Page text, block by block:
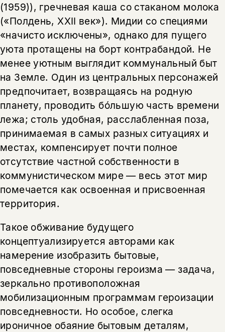
(1959)), гречневая каша со стаканом молока
(«Полдень, XXII век»). Мидии со специями
«начисто исключены», однако для пущего
уюта протащены на борт контрабандой. Не
менее уютным выглядит коммунальный быт
на Земле. Один из центральных персонажей
предпочитает, возвращаясь на родную
планету, проводить бóльшую часть времени
лежа; столь удобная, расслабленная поза,
принимаемая в самых разных ситуациях и
местах, компенсирует почти полное
отсутствие частной собственности в
коммунистическом мире — весь этот мир
помечается как освоенная и присвоенная
территория.
Такое обживание будущего
концептуализируется авторами как
намерение изобразить бытовые,
повседневные стороны героизма — задача,
зеркально противоположная
мобилизационным программам героизации
повседневности. Но особое, слегка
ироничное обаяние бытовым деталям,